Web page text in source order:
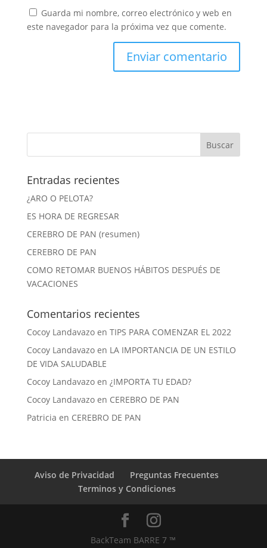
Guarda mi nombre, correo electrónico y web en
este navegador para la próxima vez que comente.
Entradas recientes
¿ARO O PELOTA?
ES HORA DE REGRESAR
CEREBRO DE PAN (resumen)
CEREBRO DE PAN
COMO RETOMAR BUENOS HÁBITOS DESPUÉS DE
VACACIONES
Comentarios recientes
Cocoy Landavazoen TIPS PARA COMENZAR EL 2022
Cocoy Landavazoen LA IMPORTANCIA DE UN ESTILO
DE VIDA SALUDABLE
Cocoy Landavazoen ¿IMPORTA TU EDAD?
Cocoy Landavazoen CEREBRO DE PAN
Patricia en CEREBRO DE PAN
Aviso de Privacidad
Preguntas Frecuentes
Terminos y Condiciones
BackTeam BARRE 7 ™️